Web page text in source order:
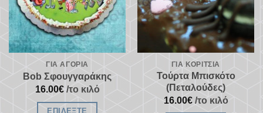
ΓΙΑ ΑΓΌΡΙΑ
Bob Σφουγγαράκης
16.00€/το κιλό
ΕΠΙΛΈΞΤΕ
ΓΙΑ ΚΟΡΊΤΣΙΑ
Τούρτα Μπισκότο
(Πεταλούδες)
16.00€/το κιλό